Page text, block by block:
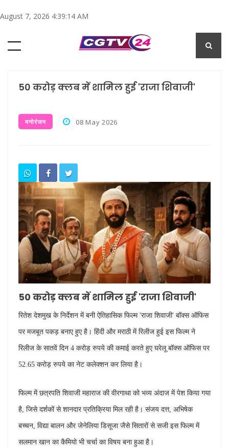
August 7, 2026 4:39:15 AM
50 करोड़ क्लब में शामिल हुई 'राजा शिवाजी'
मनोरंजन 08 May 2026
50 करोड़ क्लब में शामिल हुई 'राजा शिवाजी'
रितेश देशमुख के निर्देशन में बनी ऐतिहासिक फिल्म 'राजा शिवाजी' बॉक्स ऑफिस
पर मजबूत पकड़ बनाए हुए है। हिंदी और मराठी में रिलीज हुई इस फिल्म ने
रिलीज के सातवें दिन 4 करोड़ रुपये की कमाई करते हुए घरेलू बॉक्स ऑफिस पर
52.65 करोड़ रुपये का नेट कलेक्शन कर लिया है।
फिल्म में छत्रपति शिवाजी महाराज की वीरगाथा को भव्य अंदाज में पेश किया गया
है, जिसे दर्शकों से शानदार प्रतिक्रिया मिल रही है। संजय दत्त, अभिषेक
बच्चन, विद्या बालन और जेनेलिया डिसूजा जैसे सितारों से सजी इस फिल्म में
सलमान खान का कैमियो भी चर्चा का विषय बना हुआ है।